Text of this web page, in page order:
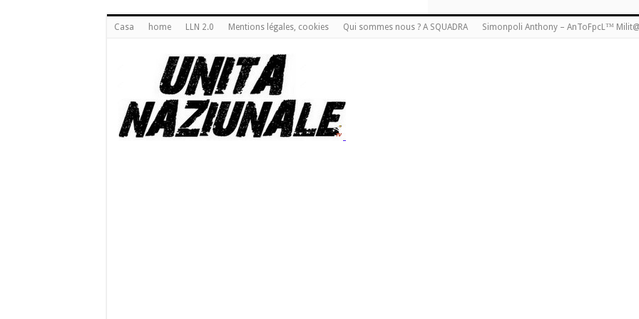
Casa home LLN 2.0 Mentions légales, cookies Qui sommes nous ? A SQUADRA Simonpoli Anthony – AnToFpcL™